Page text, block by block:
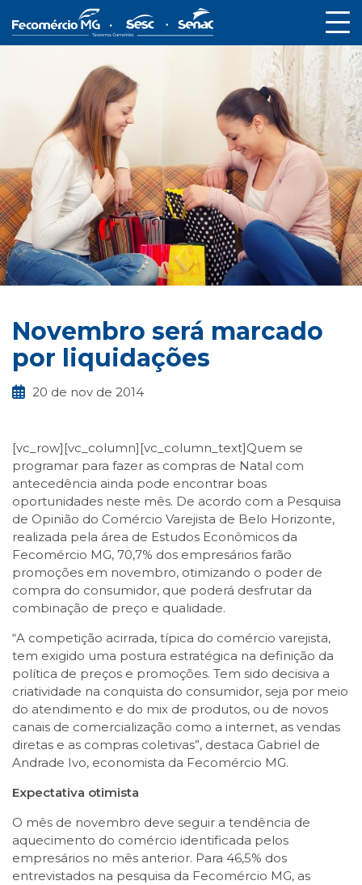
Novembro será marcado
por liquidações
20 de nov de 2014
[vc_row][vc_column][vc_column_text]Quem se
programar para fazer as compras de Natal com
antecedência ainda pode encontrar boas
oportunidades neste mês. De acordo com a Pesquisa
de Opinião do Comércio Varejista de Belo Horizonte,
realizada pela área de Estudos Econômicos da
Fecomércio MG, 70,7% dos empresários farão
promoções em novembro, otimizando o poder de
compra do consumidor, que poderá desfrutar da
combinação de preço e qualidade.
“A competição acirrada, típica do comércio varejista,
tem exigido uma postura estratégica na definição da
política de preços e promoções. Tem sido decisiva a
criatividade na conquista do consumidor, seja por meio
do atendimento e do mix de produtos, ou de novos
canais de comercialização como a internet, as vendas
diretas e as compras coletivas”, destaca Gabriel de
Andrade Ivo, economista da Fecomércio MG.
Expectativa otimista
O mês de novembro deve seguir a tendência de
aquecimento do comércio identificada pelos
empresários no mês anterior. Para 46,5% dos
entrevistados na pesquisa da Fecomércio MG, as